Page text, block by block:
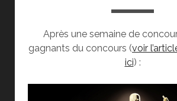
Après une semaine de
gagnants du concours (voir
ici) :